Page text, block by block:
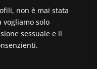
non è mai stata
solo
sessuale e il